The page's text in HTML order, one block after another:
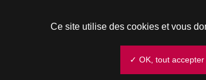
Ce site utilise des cookies et vous
✓ OK, tout accepter